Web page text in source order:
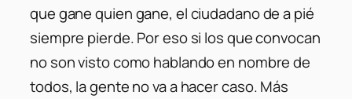
que gane quien gane, el ciudadano de a pié
siempre pierde. Por eso si los que convocan
no son visto como hablando en nombre de
todos, la gente no va a hacer caso. Más